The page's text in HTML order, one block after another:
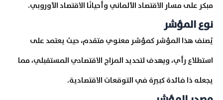
مبكر على مسار الاقتصاد الألماني وأحيانًا الاقتصاد الأوروبي.
نوع المؤشر
يُصنف هذا المؤشر كمؤشر معنوي متقدم، حيث يعتمد على
استطلاع رأي، ويهدف لتحديد المزاج الاقتصادي المستقبلي، مما
يجعله ذا فائدة كبيرة في التوقعات الاقتصادية.